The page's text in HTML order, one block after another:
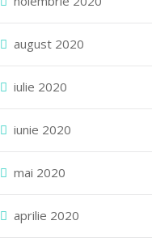
august 2020
iulie 2020
iunie 2020
mai 2020
aprilie 2020